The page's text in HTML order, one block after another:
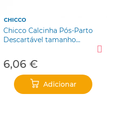
CHICCO
Chicco Calcinha Pós-Parto
Descartável tamanho...
6,06 €
Adicionar